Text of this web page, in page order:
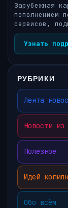
Зарубежная
пополнением
сервисов,
Узнать
РУБРИКИ
Лента
Новости из
Полезное
Идей
Обо всём